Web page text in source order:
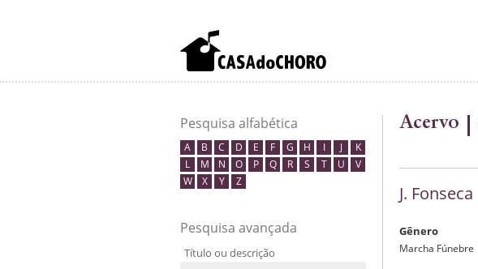
Pesquisa alfabética
A B C D E F G H I J
K
L
M N O P Q R S T U
V
W
X Y Z
Pesquisa avançada
Título ou descrição
Acervo
J. Fonseca
Gênero
Marcha Fúnebre